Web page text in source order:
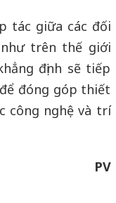
tác giữa các đối
trên thế giới
định sẽ tiếp
đóng góp thiết
công nghệ và trí
PV